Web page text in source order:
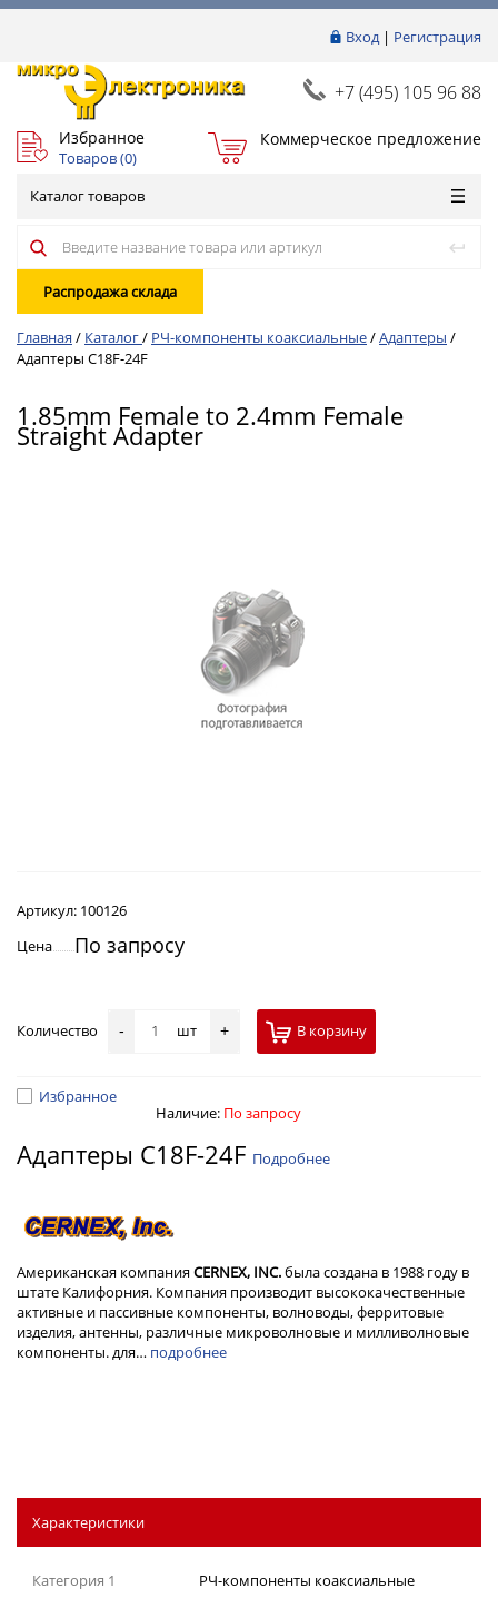
Вход| Регистрация
+7 (495) 105 96 88
Избранное
Товаров (0)
Коммерческое предложение
Каталог товаров
Распродажа склада
Главная / Каталог/ РЧ-компоненты коаксиальные/Адаптеры /
Адаптеры C18F-24F
1.85mm Female to 2.4mm Female
Straight Adapter
Артикул: 100126
Цена
По запросу
Количество - шт + В корзину
Избранное
Наличие: По запросу
Адаптеры C18F-24F Подробнее
Американская компанияCERNEX, INC.была создана в 1988 году в
штате Калифорния. Компания производит высококачественные
активные и пассивные компоненты, волноводы, ферритовые
изделия, антенны, различные микроволновые и милливолновые
компоненты. для… подробнее
Характеристики
Категория 1
РЧ-компоненты коаксиальные